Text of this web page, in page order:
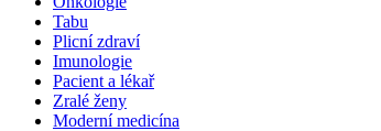
Tabu
Plicní zdraví
Imunologie
Pacient a lékař
Zralé ženy
Moderní medicína